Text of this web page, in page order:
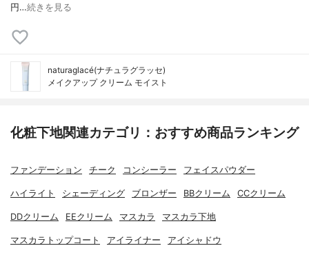
円…続きを見る
naturaglacé(ナチュラグラッセ)
メイクアップ クリーム モイスト
化粧下地関連カテゴリ：おすすめ商品ランキング
ファンデーション チーク コンシーラー フェイスパウダー
ハイライト シェーディング ブロンザー BBクリーム CCクリーム
DDクリーム EEクリーム マスカラ マスカラ下地
マスカラトップコート アイライナー アイシャドウ